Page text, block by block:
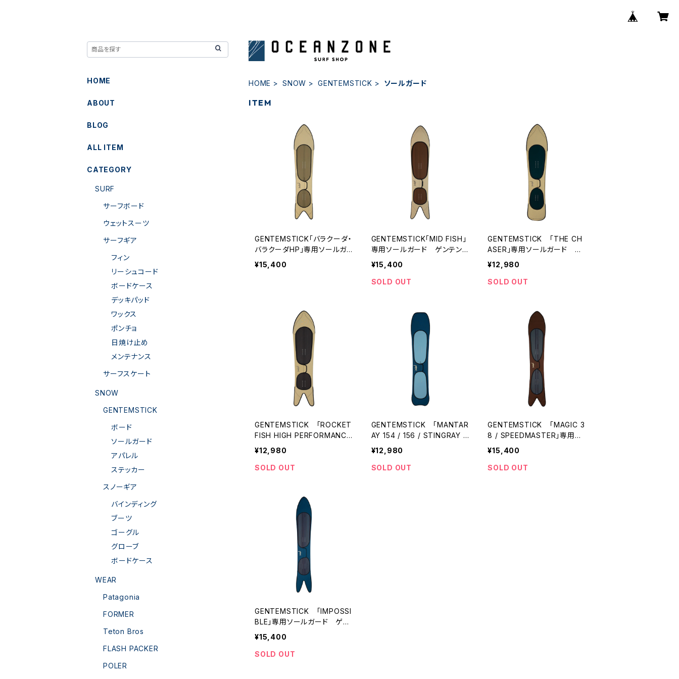
HOME SNOW GENTEMSTICK ソールガード
ITEM
GENTEMSTICK「バラクーダ・
バラクーダHP」専用ソールガ
ード ゲンテンスティック
¥15,400
GENTEMSTICK「MID FISH」
専用ソールガード ゲンテンス
ティック
¥15,400
SOLD OUT
GENTEMSTICK 「THE CH
ASER」専用ソールガード ゲ
ンテンスティック
¥12,980
SOLD OUT
GENTEMSTICK 「ROCKET
FISH HIGH PERFORMANC
E」専用ソールガード ゲンテ
ンスティック
¥12,980
SOLD OUT
GENTEMSTICK 「MANTAR
AY 154 / 156 / STINGRAY S
OLE GUARD」専用ソールガー
ド ゲンテンスティック
¥12,980
SOLD OUT
GENTEMSTICK 「MAGIC 3
8 / SPEEDMASTER」専用ソ
ールガード ゲンテンスティッ
¥15,400
SOLD OUT
GENTEMSTICK 「IMPOSSI
BLE」専用ソールガード ゲン
テンスティック
¥15,400
SOLD OUT
HOME
ABOUT
BLOG
ALL ITEM
CATEGORY
SURF
サーフボード
ウェットスーツ
サーフギア
フィン
リーシュコード
ボードケース
デッキパッド
ワックス
ポンチョ
日焼け止め
メンテナンス
サーフスケート
SNOW
GENTEMSTICK
ボード
ソールガード
アパレル
ステッカー
スノーギア
バインディング
ブーツ
ゴーグル
グローブ
ボードケース
WEAR
Patagonia
FORMER
Teton Bros
FLASH PACKER
POLER